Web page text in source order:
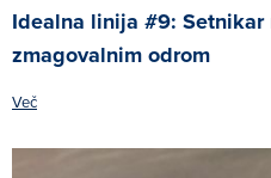
Idealna linija #9:
zmagovalnim odrom
Več